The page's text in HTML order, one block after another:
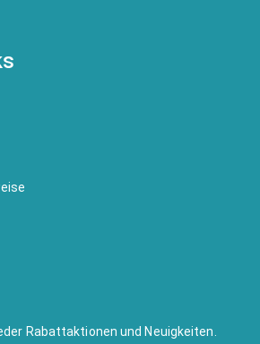
Rabattaktionen und Neuigkeiten.